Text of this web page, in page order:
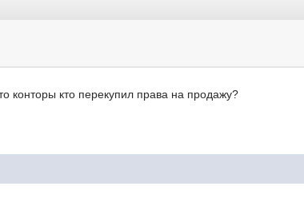
конторы кто перекупил права на продажу?